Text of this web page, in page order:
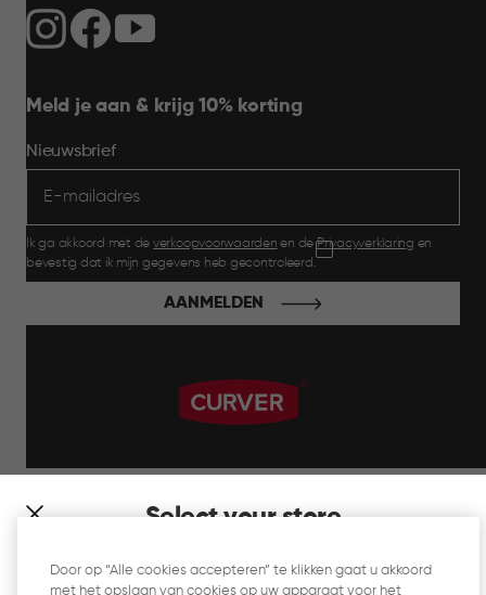
Select your store
which store would you like to shop?
Meld je aan & krijg 10% korting
Nieuwsbrief
Ik ga akkoord met de verkoopvoorwaarden en dePrivacyverklaring en
bevestig dat ik mijn gegevens heb gecontroleerd.
AANMELDEN
Door op “Alle cookies accepteren” te klikken gaat u akkoord
met het opslaan van cookies op uw apparaat voor het